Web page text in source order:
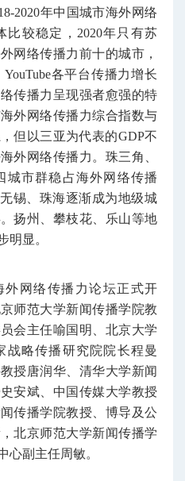
2020年中国城市海外网络
比较稳定，2020年只有苏
网络传播力前十的城市，
YouTube各平台传播力增长
传播力呈现强者愈强的特
外网络传播力综合指数与
但以三亚为代表的GDP不
外网络传播力。珠三角、
城市群稳占海外网络传播
锡、珠海逐渐成为地级城
扬州、攀枝花、乐山等地
明显。
外网络传播力论坛正式开
师范大学新闻传播学院教
会主任喻国明、北京大学
战略传播研究院院长程曼
授唐润华、清华大学新闻
安斌、中国传媒大学教授
传播学院教授、博导及公
北京师范大学新闻传播学
心副主任周敏。